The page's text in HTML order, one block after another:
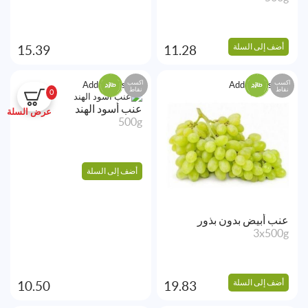
0
عرض السلة
أضف إلى السلة 11.28
15.39
Add to Wishlist
اكسب
نقاط
عنب أبيض بدون بذور
3x500g
أضف إلى السلة 19.83
Add to Wishlist
اكسب
نقاط
عنب أسود الهند
500g
أضف إلى السلة
10.50